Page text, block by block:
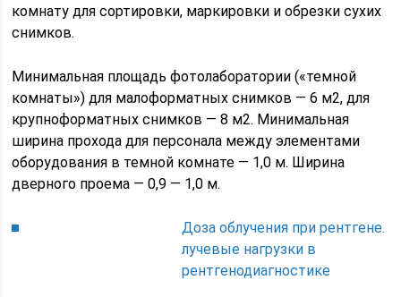
комнату для сортировки, маркировки и обрезки сухих
снимков.
Минимальная площадь фотолаборатории («темной
комнаты») для малоформатных снимков — 6 м2, для
крупноформатных снимков — 8 м2. Минимальная
ширина прохода для персонала между элементами
оборудования в темной комнате — 1,0 м. Ширина
дверного проема — 0,9 — 1,0 м.
Доза облучения при рентгене.
лучевые нагрузки в
рентгенодиагностике